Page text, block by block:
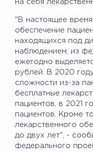
на себя
"В настоящее
обеспечение
находящихся под
наблюдением, из
ежегодно
рублей. В 2020
сложности из-за
бесплатные
пациентов, в 2021
пациентов. Кроме
лекарственного
до двух лет", -
федерального